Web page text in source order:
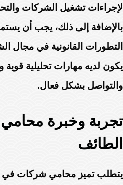
لإجراءات تشغيل الشركات
بالإضافة إلى ذلك، يجب أن
التطورات القانونية في مجال
يكون لديه مهارات تحليلية
والتواصل بشكل فعال.
تجربة وخبرة
الطائف
يتطلب تميز محامي شركات في